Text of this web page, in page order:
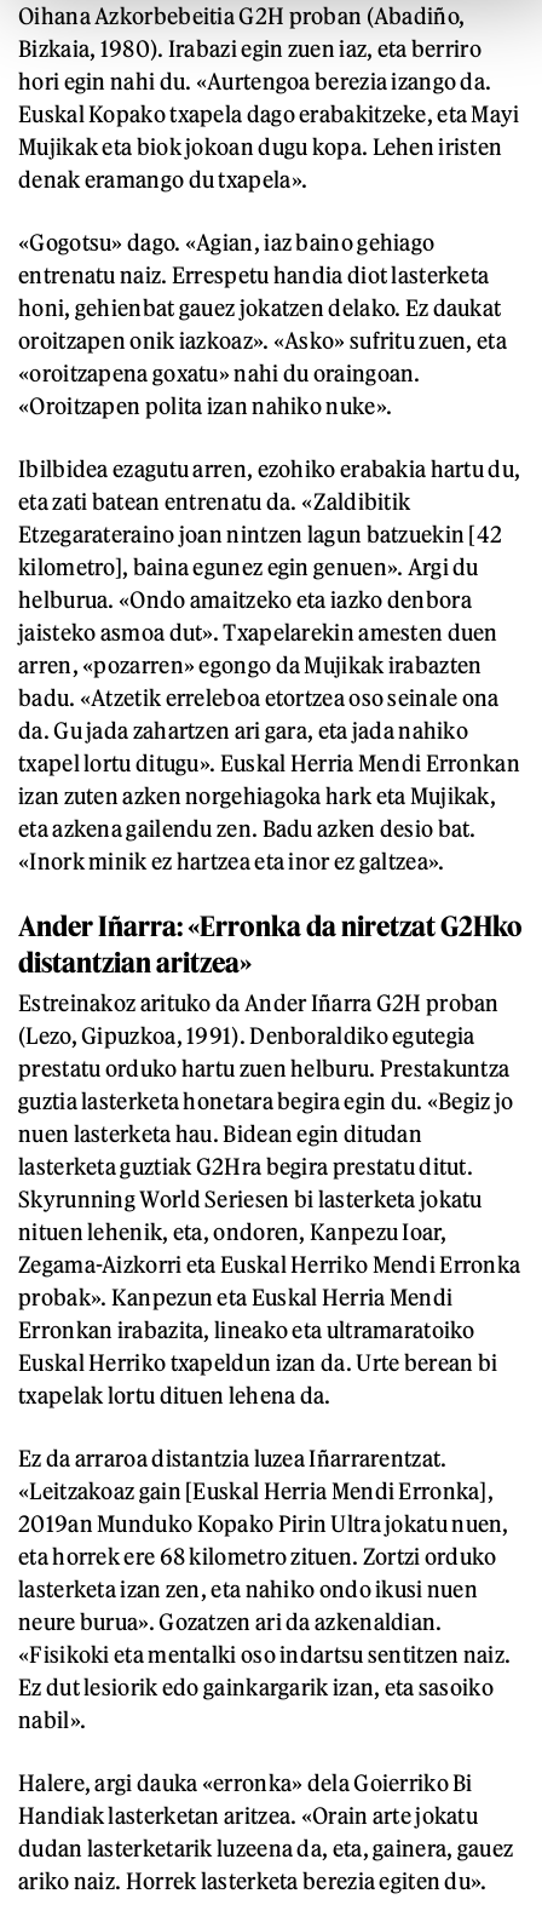
Oihana Azkorbebeitia G2H proban (Abadiño,
Bizkaia, 1980). Irabazi egin zuen iaz, eta berriro
hori egin nahi du. «Aurtengoa berezia izango da.
Euskal Kopako txapela dago erabakitzeke, eta Mayi
Mujikak eta biok jokoan dugu kopa. Lehen iristen
denak eramango du txapela».
«Gogotsu» dago. «Agian, iaz baino gehiago
entrenatu naiz. Errespetu handia diot lasterketa
honi, gehienbat gauez jokatzen delako. Ez daukat
oroitzapen onik iazkoaz». «Asko» sufritu zuen, eta
«oroitzapena goxatu» nahi du oraingoan.
«Oroitzapen polita izan nahiko nuke».
Ibilbidea ezagutu arren, ezohiko erabakia hartu du,
eta zati batean entrenatu da. «Zaldibitik
Etzegarateraino joan nintzen lagun batzuekin [42
kilometro], baina egunez egin genuen». Argi du
helburua. «Ondo amaitzeko eta iazko denbora
jaisteko asmoa dut». Txapelarekin amesten duen
arren, «pozarren» egongo da Mujikak irabazten
badu. «Atzetik erreleboa etortzea oso seinale ona
da. Gu jada zahartzen ari gara, eta jada nahiko
txapel lortu ditugu». Euskal Herria Mendi Erronkan
izan zuten azken norgehiagoka hark eta Mujikak,
eta azkena gailendu zen. Badu azken desio bat.
«Inork minik ez hartzea eta inor ez galtzea».
Ander Iñarra: «Erronka da niretzat G2Hko
distantzian aritzea»
Estreinakoz arituko da Ander Iñarra G2H proban
(Lezo, Gipuzkoa, 1991). Denboraldiko egutegia
prestatu orduko hartu zuen helburu. Prestakuntza
guztia lasterketa honetara begira egin du. «Begiz jo
nuen lasterketa hau. Bidean egin ditudan
lasterketa guztiak G2Hra begira prestatu ditut.
Skyrunning World Seriesen bi lasterketa jokatu
nituen lehenik, eta, ondoren, Kanpezu Ioar,
Zegama-Aizkorri eta Euskal Herriko Mendi Erronka
probak». Kanpezun eta Euskal Herria Mendi
Erronkan irabazita, lineako eta ultramaratoiko
Euskal Herriko txapeldun izan da. Urte berean bi
txapelak lortu dituen lehena da.
Ez da arraroa distantzia luzea Iñarrarentzat.
«Leitzakoaz gain [Euskal Herria Mendi Erronka],
2019an Munduko Kopako Pirin Ultra jokatu nuen,
eta horrek ere 68 kilometro zituen. Zortzi orduko
lasterketa izan zen, eta nahiko ondo ikusi nuen
neure burua». Gozatzen ari da azkenaldian.
«Fisikoki eta mentalki oso indartsu sentitzen naiz.
Ez dut lesiorik edo gainkargarik izan, eta sasoiko
nabil».
Halere, argi dauka «erronka» dela Goierriko Bi
Handiak lasterketan aritzea. «Orain arte jokatu
dudan lasterketarik luzeena da, eta, gainera, gauez
ariko naiz. Horrek lasterketa berezia egiten du».